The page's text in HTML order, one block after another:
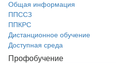
Общая информация
ППССЗ
ППКРС
Дистанционное обучение
Доступная среда
Профобучение